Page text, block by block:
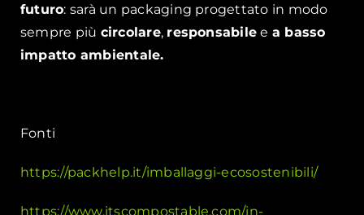
futuro: sarà un packaging progettato in modo
sempre più circolare, responsabile e a basso
impatto ambientale.
Fonti
https://packhelp.it/imballaggi-ecosostenibili/
https://www.itscompostable.com/in-